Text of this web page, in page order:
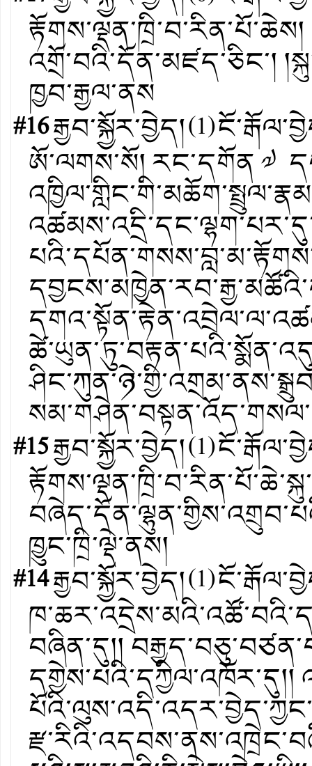
རྟོགས་ལྡན་ཁྲི་བ་རིན་པོ་ཆེས།
འགྲོ་བའི་དོན་མཛད་ཅིང་།
ཁྱབ་རྒྱལ་ནས
#16རྒྱབ་སྐྱོར་བྱེད།(1)
ཨོ་ལགས་སོ། རང་དགོན ༧
#15རྒྱབ་སྐྱོར་བྱེད།(1)
ཁྱུང་ཁྲི་ལྡེ་ནས།
#14རྒྱབ་སྐྱོར་བྱེད།(1)
བཞིན་དུ།།
དགྱེས་པའི་དཀྱིལ་འཁོར་དུ།།